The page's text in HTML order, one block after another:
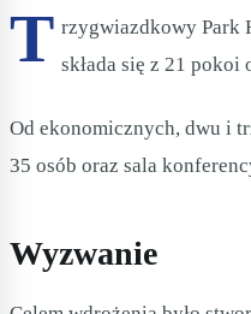
T rzygwiazdkowy Park
składa się z 21 pokoi
Od ekonomicznych, dwu i
35 osób oraz sala
Wyzwanie